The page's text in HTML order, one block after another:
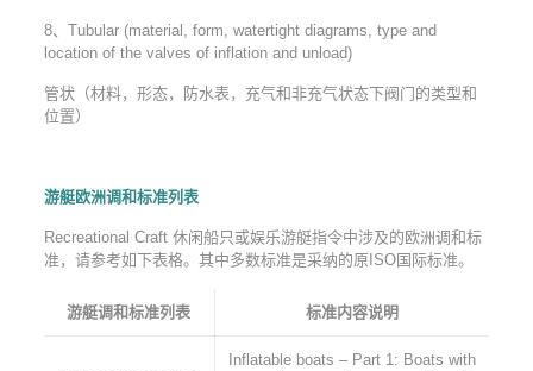
8、Tubular (material, form, watertight diagrams, type and
location of the valves of inflation and unload)
管状（材料，形态，防水表，充气和非充气状态下阀门的类型和
位置）
游艇欧洲调和标准列表
Recreational Craft 休闲船只或娱乐游艇指令中涉及的欧洲调和标
准，请参考如下表格。其中多数标准是采纳的原ISO国际标准。
游艇调和标准列表 标准内容说明
Inflatable boats – Part 1: Boats with